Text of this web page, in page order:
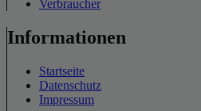
Verbraucher
Informationen
Startseite
Datenschutz
Impressum